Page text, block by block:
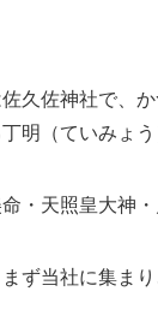
久佐神社で、
明（ていみょ
・天照皇大神
ず当社に集ま